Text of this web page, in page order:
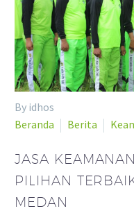
By idhos
Beranda
Berita
JASA
PILIHAN
MEDAN